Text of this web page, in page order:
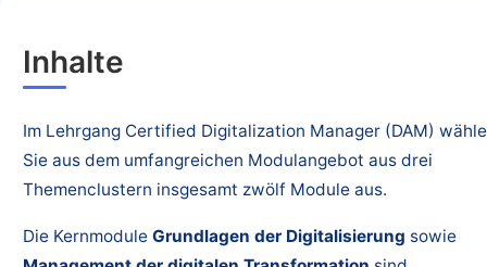
Inhalte
Im Lehrgang Certified Digitalization Manager (DAM)
Sie aus dem umfangreichen Modulangebot aus drei
Themenclustern insgesamt zwölf Module aus.
Die Kernmodule Grundlagen der Digitalisierung sowie